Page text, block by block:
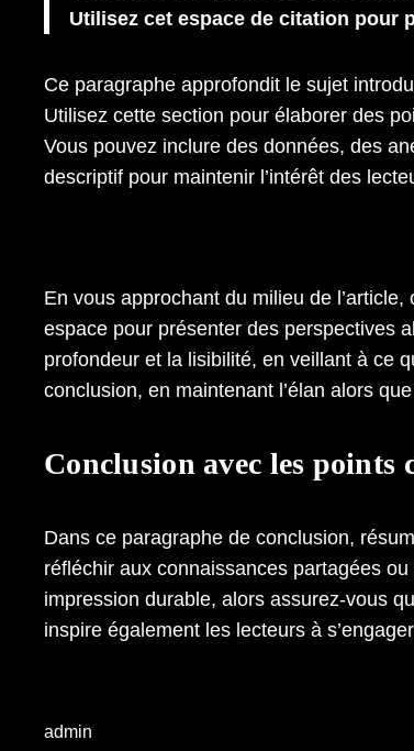
Utilisez cet espace de citation pour
Ce paragraphe approfondit le sujet
Utilisez cette section pour élaborer des
Vous pouvez inclure des données, des
descriptif pour maintenir l’intérêt des
En vous approchant du milieu de
espace pour présenter des perspectives
profondeur et la lisibilité, en veillant à ce
conclusion, en maintenant l’élan alors
Conclusion avec les points
Dans ce paragraphe de conclusion,
réfléchir aux connaissances partagées
impression durable, alors assurez-vous
inspire également les lecteurs à
admin